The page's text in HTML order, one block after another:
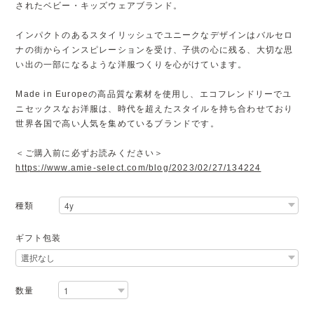
されたベビー・キッズウェアブランド。
インパクトのあるスタイリッシュでユニークなデザインはバルセロ
ナの街からインスピレーションを受け、子供の心に残る、大切な思
い出の一部になるような洋服つくりを心がけています。
Made in Europeの高品質な素材を使用し、エコフレンドリーでユ
ニセックスなお洋服は、時代を超えたスタイルを持ち合わせており
世界各国で高い人気を集めているブランドです。
＜ご購入前に必ずお読みください＞
https://www.amie-select.com/blog/2023/02/27/134224
種類
ギフト包装
数量